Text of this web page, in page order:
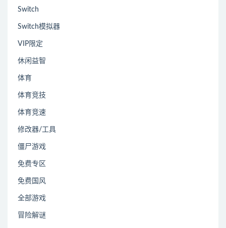
Switch
Switch模拟器
VIP限定
休闲益智
体育
体育竞技
体育竞速
修改器/工具
僵尸游戏
免费专区
免费国风
全部游戏
冒险解谜